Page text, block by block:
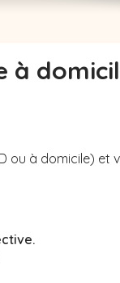
à
ou à domicile)